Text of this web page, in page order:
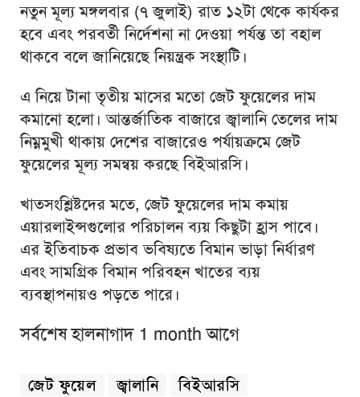
নতুন মূল্য মঙ্গলবার (৭ জুলাই) রাত ১২টা থেকে কার্যকর
হবে এবং পরবর্তী নির্দেশনা না দেওয়া পর্যন্ত তা বহাল
থাকবে বলে জানিয়েছে নিয়ন্ত্রক সংস্থাটি।
এ নিয়ে টানা তৃতীয় মাসের মতো জেট ফুয়েলের দাম
কমানো হলো। আন্তর্জাতিক বাজারে জ্বালানি তেলের দাম
নিম্নমুখী থাকায় দেশের বাজারেও পর্যায়ক্রমে জেট
ফুয়েলের মূল্য সমন্বয় করছে বিইআরসি।
খাতসংশ্লিষ্টদের মতে, জেট ফুয়েলের দাম কমায়
এয়ারলাইন্সগুলোর পরিচালন ব্যয় কিছুটা হ্রাস পাবে।
এর ইতিবাচক প্রভাব ভবিষ্যতে বিমান ভাড়া নির্ধারণ
এবং সামগ্রিক বিমান পরিবহন খাতের ব্যয়
ব্যবস্থাপনায়ও পড়তে পারে।
সর্বশেষ হালনাগাদ 1 month আগে
জেট ফুয়েল জ্বালানি বিইআরসি